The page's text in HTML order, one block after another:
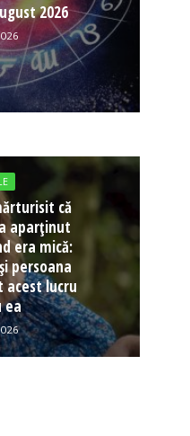
2026
că
aparținut
era mică:
persoana
acest lucru
ea